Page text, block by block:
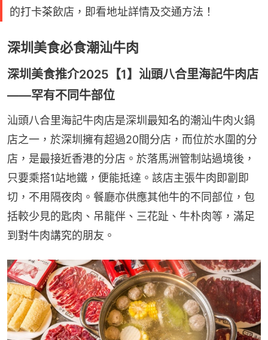
的打卡茶飲店，即看地址詳情及交通方法！
深圳美食必食潮汕牛肉
深圳美食推介2025【1】汕頭八合里海記牛肉店
——罕有不同牛部位
汕頭八合里海記牛肉店是深圳最知名的潮汕牛肉火鍋
店之一，於深圳擁有超過20間分店，而位於水圍的分
店，是最接近香港的分店。於落馬洲管制站過境後，
只要乘搭1站地鐵，便能抵達。該店主張牛肉即劏即
切，不用隔夜肉。餐廳亦供應其他牛的不同部位，包
括較少見的匙肉、吊龍伴、三花趾、牛朴肉等，滿足
到對牛肉講究的朋友。